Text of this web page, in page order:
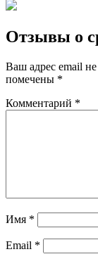
Отзывы о
Ваш адрес email
помечены *
Комментарий *
Имя *
Email *